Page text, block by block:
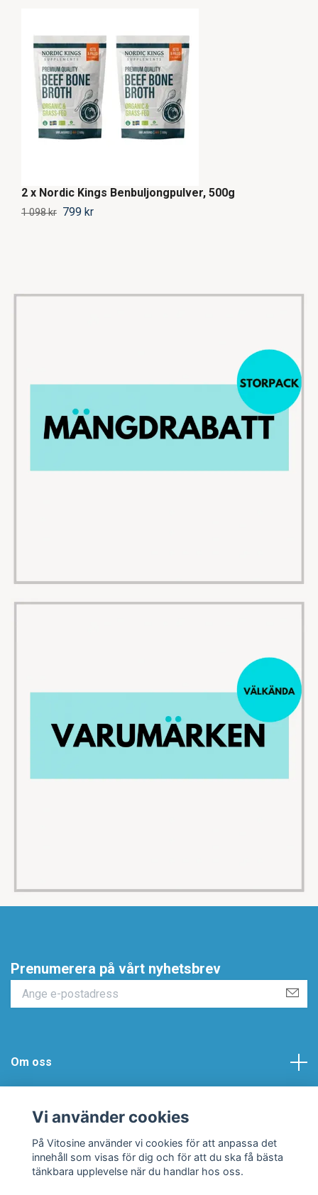
2 x Nordic Kings Benbuljongpulver, 500g
1 098 kr 799 kr
Prenumerera på vårt nyhetsbrev
Om oss
Hjälp & Support
Vi använder cookies
På Vitosine använder vi cookies för att anpassa det
innehåll som visas för dig och för att du ska få bästa
tänkbara upplevelse när du handlar hos oss.